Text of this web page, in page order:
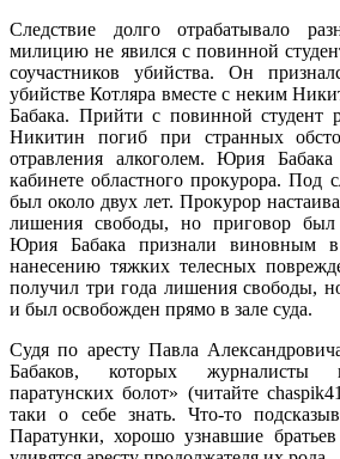
Следствие долго отрабатывало
милицию не явился с повинной
соучастников убийства. Он
убийстве Котляра вместе с неким
Бабака. Прийти с повинной студент
Никитин погиб при странных
отравления алкоголем. Юрия
кабинете областного прокурора.
был около двух лет. Прокурор
лишения свободы, но приговор
Юрия Бабака признали виновным в
нанесению тяжких телесных
получил три года лишения свободы,
и был освобожден прямо в зале суда.
Судя по аресту Павла
Бабаков, которых журналисты
паратунских болот» (читайте
таки о себе знать. Что-то
Паратунки, хорошо узнавшие